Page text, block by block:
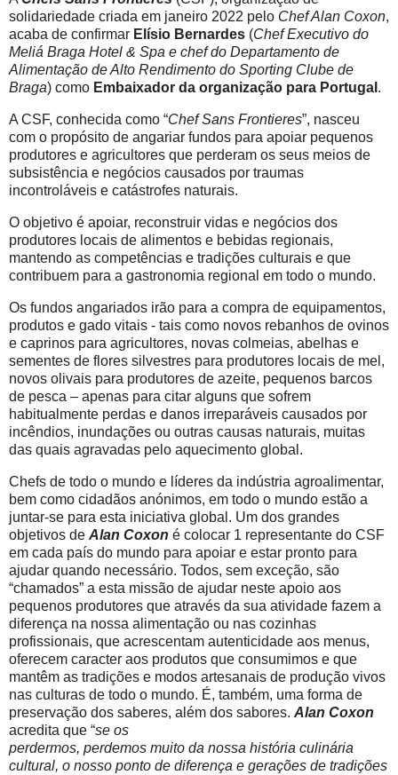
solidariedade criada em janeiro 2022 pelo Chef Alan Coxon,
acaba de confirmar Elísio Bernardes (Chef Executivo do
Meliá Braga Hotel & Spa e chef do Departamento de
Alimentação de Alto Rendimento do Sporting Clube de
Braga) como Embaixador da organização para Portugal .
A CSF, conhecida como “Chef Sans Frontieres”, nasceu
com o propósito de angariar fundos para apoiar pequenos
produtores e agricultores que perderam os seus meios de
subsistência e negócios causados por traumas
incontroláveis e catástrofes naturais.
O objetivo é apoiar, reconstruir vidas e negócios dos
produtores locais de alimentos e bebidas regionais,
mantendo as competências e tradições culturais e que
contribuem para a gastronomia regional em todo o mundo.
Os fundos angariados irão para a compra de equipamentos,
produtos e gado vitais - tais como novos rebanhos de ovinos
e caprinos para agricultores, novas colmeias, abelhas e
sementes de flores silvestres para produtores locais de mel,
novos olivais para produtores de azeite, pequenos barcos
de pesca – apenas para citar alguns que sofrem
habitualmente perdas e danos irreparáveis causados por
incêndios, inundações ou outras causas naturais, muitas
das quais agravadas pelo aquecimento global.
Chefs de todo o mundo e líderes da indústria agroalimentar,
bem como cidadãos anónimos, em todo o mundo estão a
juntar-se para esta iniciativa global. Um dos grandes
objetivos de Alan Coxon é colocar 1 representante do CSF
em cada país do mundo para apoiar e estar pronto para
ajudar quando necessário. Todos, sem exceção, são
“chamados” a esta missão de ajudar neste apoio aos
pequenos produtores que através da sua atividade fazem a
diferença na nossa alimentação ou nas cozinhas
profissionais, que acrescentam autenticidade aos menus,
oferecem caracter aos produtos que consumimos e que
mantêm as tradições e modos artesanais de produção vivos
nas culturas de todo o mundo. É, também, uma forma de
preservação dos saberes, além dos sabores. Alan Coxon
acredita que “se os
perdermos, perdemos muito da nossa história culinária
cultural, o nosso ponto de diferença e gerações de tradições